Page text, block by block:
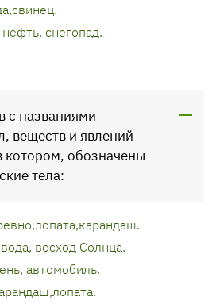
снегопад.
с названиями
веществ и явлений
котором, обозначены
тела:
восход Солнца.
автомобиль.